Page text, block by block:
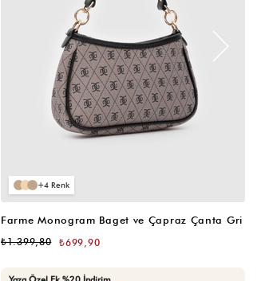
4
Farme Monogram Baget ve Çapraz Çanta Gri
₺699,90
₺1.399,80